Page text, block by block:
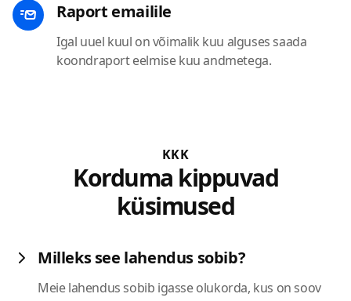
Raport emailile
Igal uuel kuul on võimalik kuu alguses saada
koondraport eelmise kuu andmetega.
KKK
Korduma kippuvad
küsimused
Milleks see lahendus sobib?
Meie lahendus sobib igasse olukorda, kus on soov